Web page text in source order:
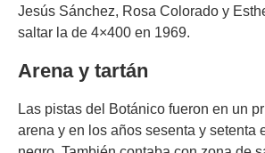
Jesús Sánchez, Rosa Colorado y
saltar la de 4×400 en 1969.
Arena y tartán
Las pistas del Botánico fueron en un
arena y en los años sesenta y setenta